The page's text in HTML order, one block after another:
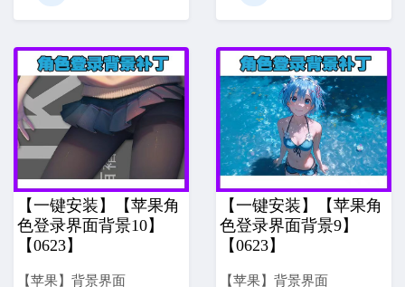
【一键安装】【苹果角
色登录界面背景10】
【0623】
【苹果】背景界面
【一键安装】【苹果角
色登录界面背景9】
【0623】
【苹果】背景界面